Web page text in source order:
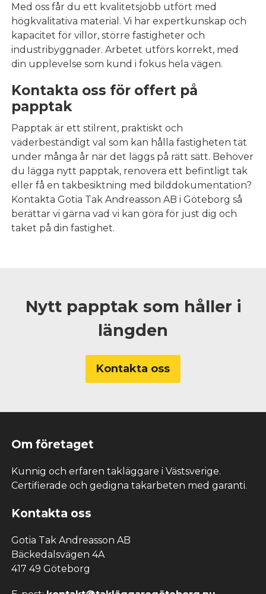
Med oss får du ett kvalitetsjobb utfört med
högkvalitativa material. Vi har expertkunskap och
kapacitet för villor, större fastigheter och
industribyggnader. Arbetet utförs korrekt, med
din upplevelse som kund i fokus hela vägen.
Kontakta oss för offert på
papptak
Papptak är ett stilrent, praktiskt och
väderbeständigt val som kan hålla fastigheten tät
under många år när det läggs på rätt sätt. Behöver
du lägga nytt papptak, renovera ett befintligt tak
eller få en takbesiktning med bilddokumentation?
Kontakta Gotia Tak Andreasson AB i Göteborg så
berättar vi gärna vad vi kan göra för just dig och
taket på din fastighet.
Nytt papptak som håller i
längden
Kontakta oss
Om företaget
Kunnig och erfaren takläggare i Västsverige.
Certifierade och gedigna takarbeten med garanti.
Kontakta oss
Gotia Tak Andreasson AB
Bäckedalsvägen 4A
417 49 Göteborg